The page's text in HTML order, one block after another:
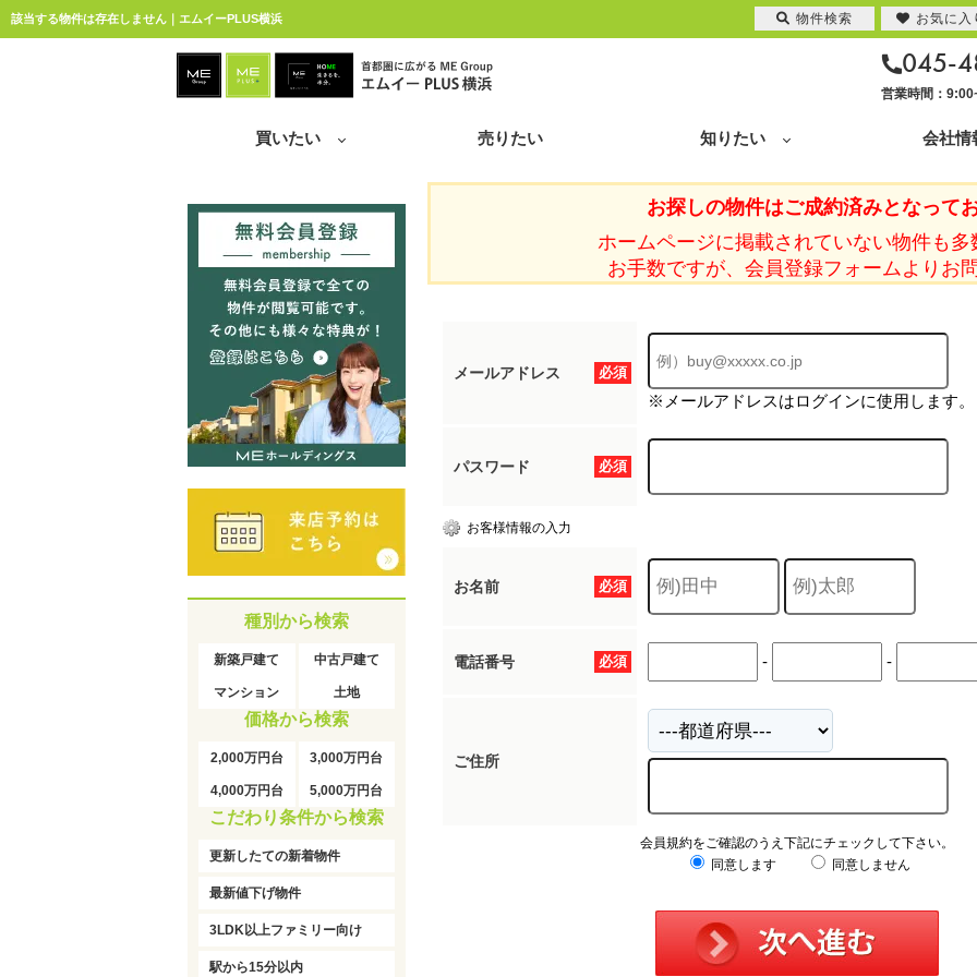
該当する物件は存在しません｜エムイーPLUS横浜
045-
営業時間：
買いたい 売りたい 知りたい 会社情
お探しの物件はご成約済みとなってお
ホームページに掲載されていない物件も多
お手数ですが、会員登録フォームよりお
必須
メールアドレス
※メールアドレスはログインに使用します。
必須
パスワード
お客様情報の入力
必須
お名前
必須
電話番号 - -
ご住所
会員規約をご確認のうえ下記にチェックして下さい。
同意します
同意しません
種別から検索
新築戸建て 中古戸建て
マンション 土地
価格から検索
2,000万円台 3,000万円台
4,000万円台 5,000万円台
こだわり条件から検索
更新したての新着物件
最新値下げ物件
3LDK以上ファミリー向け
駅から15分以内
物件検索 お気に入